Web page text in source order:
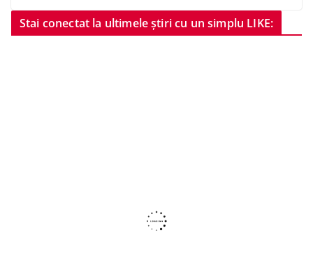
Stai conectat la ultimele știri cu un simplu LIKE: